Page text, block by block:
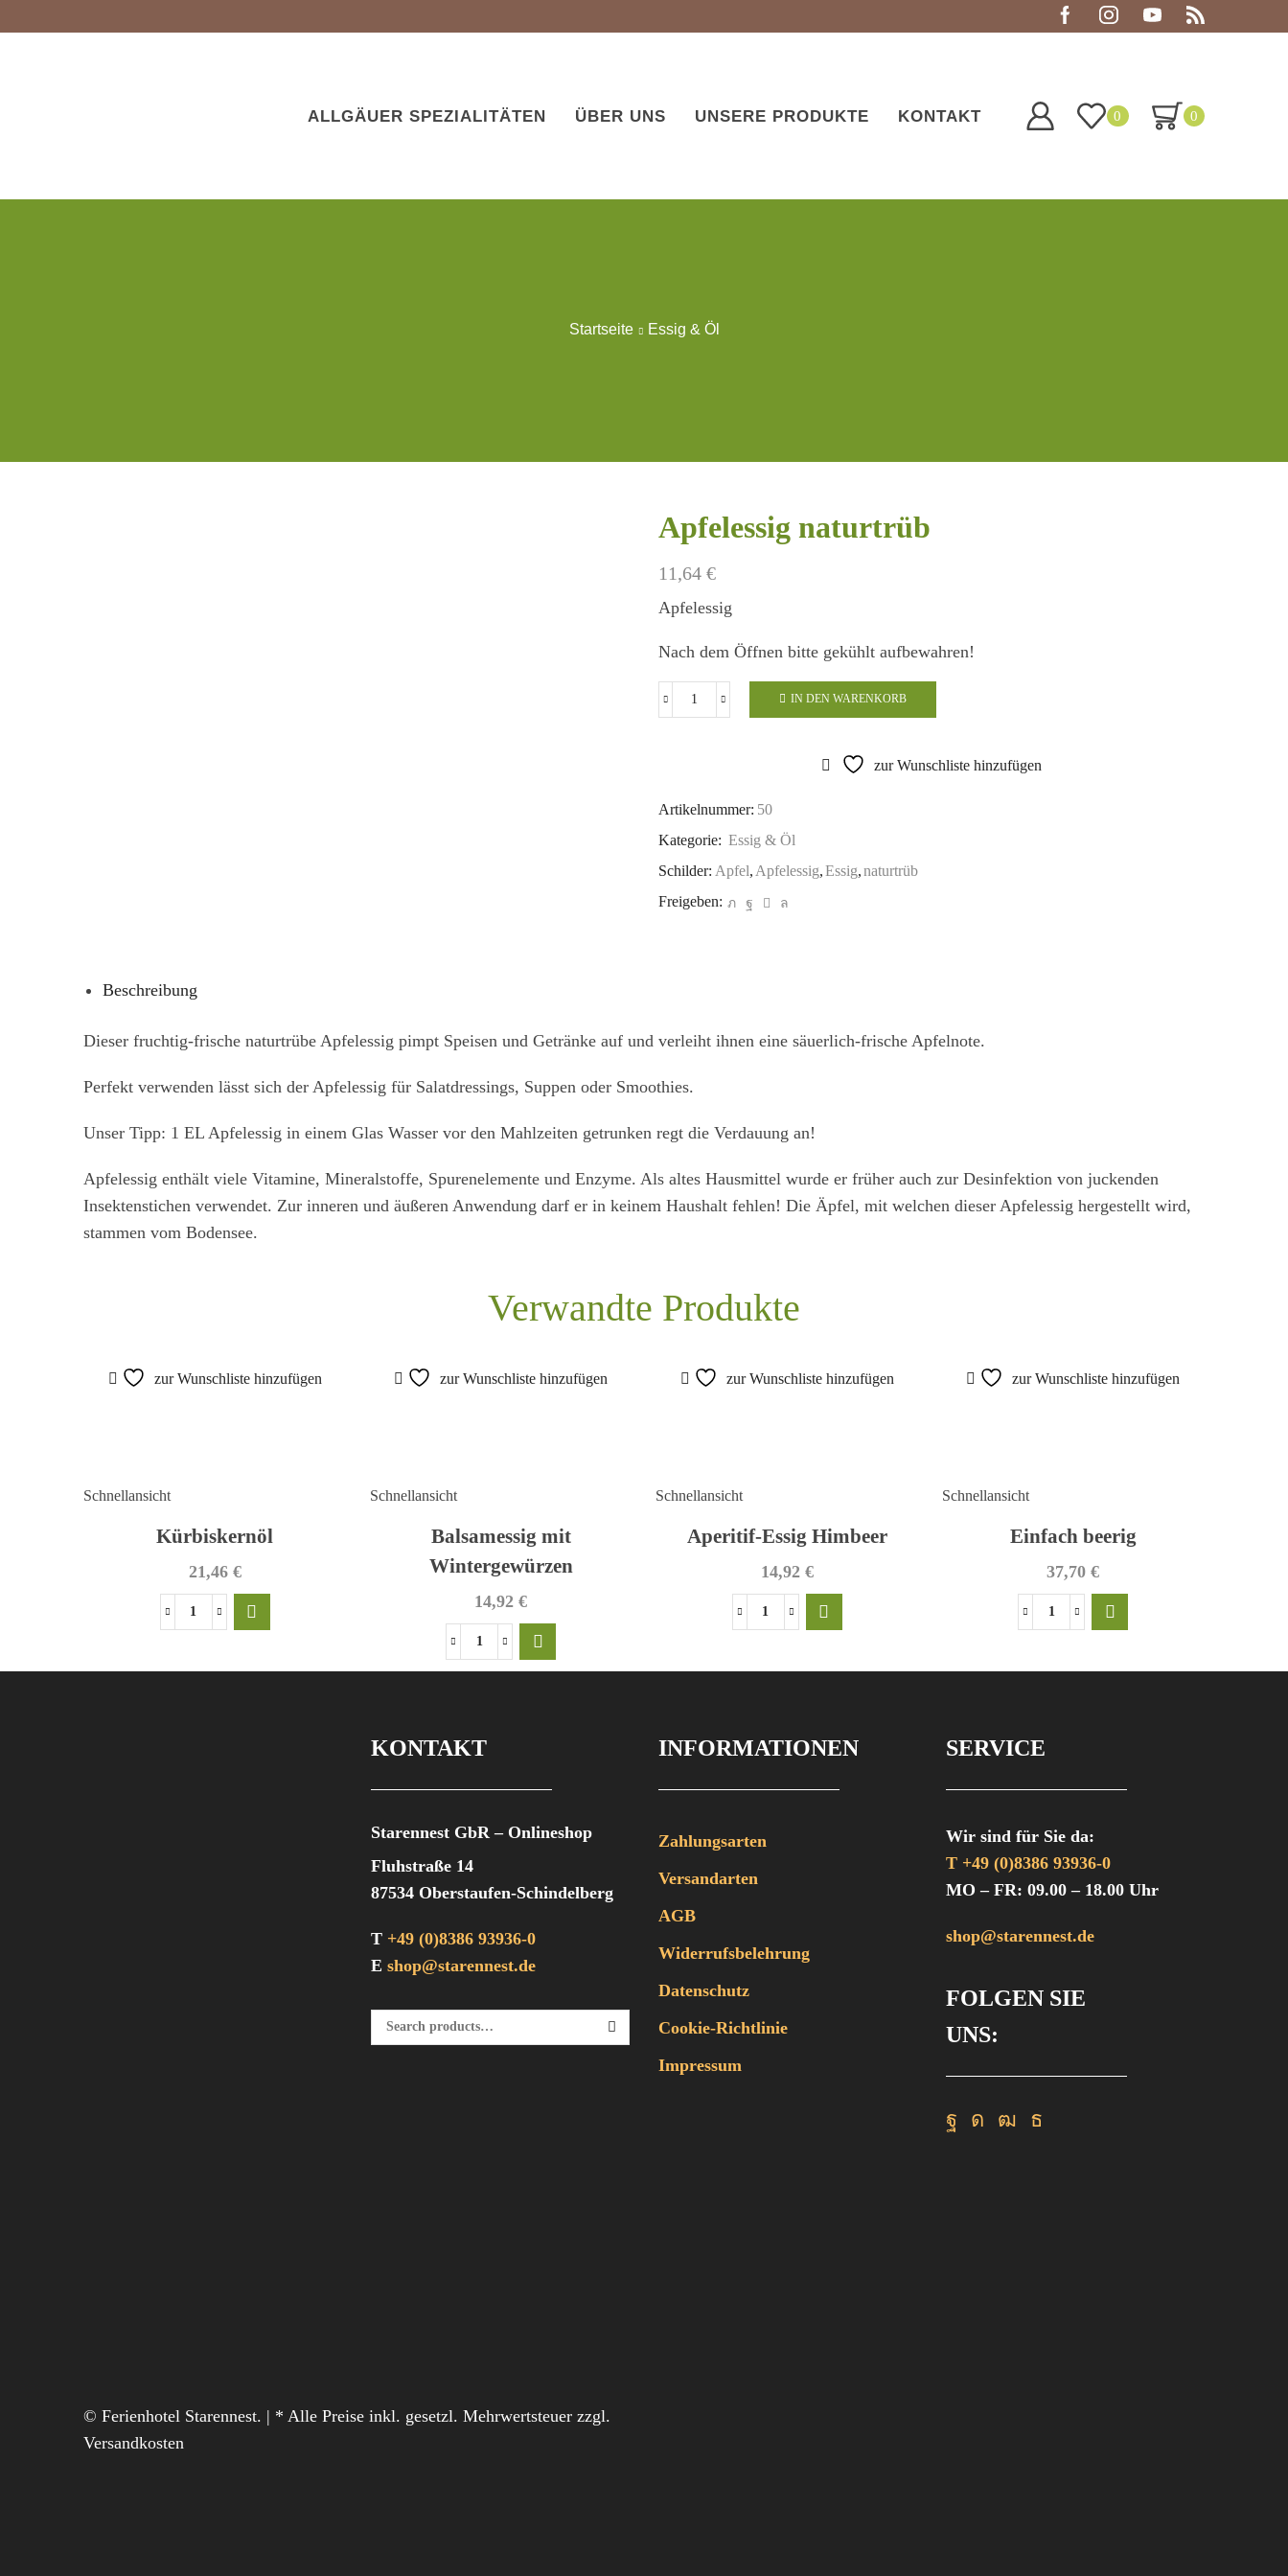
ALLGÄUER SPEZIALITÄTEN ÜBER UNS UNSERE PRODUKTE KONTAKT 0 0
Startseite Essig & Öl
Apfelessig naturtrüb
11,64 €
Apfelessig
Nach dem Öffnen bitte gekühlt aufbewahren!
Apfelessig
IN DEN WARENKORB
zur Wunschliste hinzufügen
Artikelnummer: 50
Kategorie: Essig & Öl
Schilder: Apfel, Apfelessig,Essig,naturtrüb
Freigeben:
Beschreibung
Dieser fruchtig-frische naturtrübe Apfelessig pimpt Speisen und Getränke auf und verleiht ihnen eine säuerlich-frische Apfelnote.
Perfekt verwenden lässt sich der Apfelessig für Salatdressings, Suppen oder Smoothies.
Unser Tipp: 1 EL Apfelessig in einem Glas Wasser vor den Mahlzeiten getrunken regt die Verdauung an!
Apfelessig enthält viele Vitamine, Mineralstoffe, Spurenelemente und Enzyme. Als altes Hausmittel wurde er früher auch zur Desinfektion von juckenden
Insektenstichen verwendet. Zur inneren und äußeren Anwendung darf er in keinem Haushalt fehlen! Die Äpfel, mit welchen dieser Apfelessig hergestellt wird,
stammen vom Bodensee.
Verwandte Produkte
zur Wunschliste hinzufügen
Schnellansicht
Kürbiskernöl
21,46 €
Kürbiskernöl
zur Wunschliste hinzufügen
Schnellansicht
Balsamessig mit
Wintergewürzen
14,92€
Balsamessig
mit
zur Wunschliste hinzufügen
Schnellansicht
Aperitif-Essig Himbeer
14,92 €
Aperitif-
Himbeer
zur Wunschliste hinzufügen
Schnellansicht
Einfach beerig
37,70€
Einfach
Menge
KONTAKT
Starennest GbR – Onlineshop
Fluhstraße 14
87534 Oberstaufen-Schindelberg
T +49 (0)8386 93936-0
E shop@starennest.de
Suchen Nach:
INFORMATIONEN
Zahlungsarten
Versandarten
AGB
Widerrufsbelehrung
Datenschutz
Cookie-Richtlinie
Impressum
SERVICE
Wir sind für Sie da:
T +49 (0)8386 93936-0
MO – FR: 09.00 – 18.00 Uhr
shop@starennest.de
FOLGEN SIE
UNS:
Facebook
Instagram
Youtube
Rss
© Ferienhotel Starennest. | * Alle Preise inkl. gesetzl. Mehrwertsteuer zzgl.
Versandkosten